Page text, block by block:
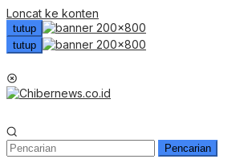
Loncat ke konten
tutup
tutup
Pencarian